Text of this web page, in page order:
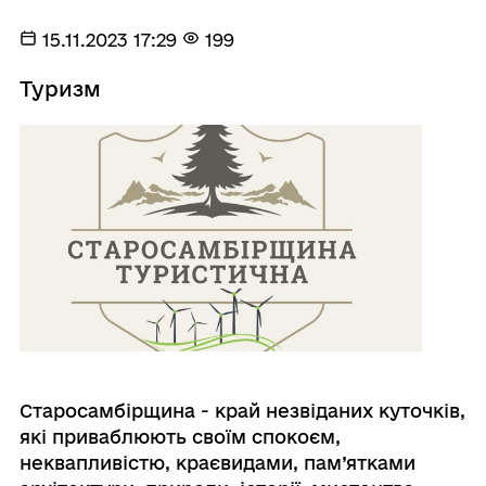
15.11.2023 17:29 199
Туризм
Старосамбірщина - край незвіданих куточків,
які приваблюють своїм спокоєм,
неквапливістю, краєвидами, пам’ятками